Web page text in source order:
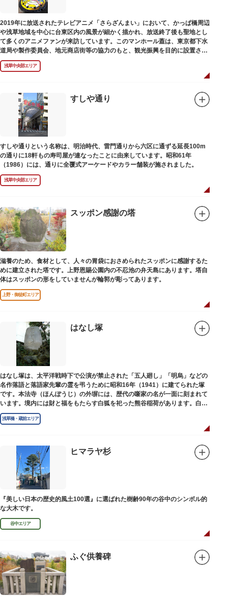
2019年に放送されたテレビアニメ「さらざんまい」において、かっぱ橋周辺
や浅草地域を中心に台東区内の風景が細かく描かれ、放送終了後も聖地とし
て多くのアニメファンが来訪しています。このマンホール蓋は、東京都下水
道局や製作委員会、地元商店街等の協力のもと、観光振興を目的に設置され
ました。
描かれているのは、主人公である矢逆一稀、久慈悠、陣内燕太の3人が、か
っぱ橋に封印されていた謎のカッパ型生命体“ケッピ”によって河童の姿に変
設置年月日：令和3年4月13日
浅草中央部エリア
すしや通り
すしや通りという名称は、明治時代、雷門通りから六区に通ずる延長100m
の通りに18軒もの寿司屋が連なったことに由来しています。昭和61年
（1986）には、通りに全覆式アーケードやカラー舗装が施されました。
浅草中央部エリア
スッポン感謝の塔
滋養のため、食材として、人々の胃袋におさめられたスッポンに感謝するた
めに建立された塔です。上野恩賜公園内の不忍池の弁天島にあります。塔自
体はスッポンの形をしていませんが輪郭が彫ってあります。
上野・御徒町エリア
はなし塚
はなし塚は、太平洋戦時下で公演が禁止された「五人廻し」「明烏」などの
名作落語と落語家先輩の霊を弔うために昭和16年（1941）に建てられた塚
です。本法寺（ほんぽうじ）の外塀には、歴代の噺家の名が一面に刻まれて
います。境内には財と福をもたらす白狐を祀った熊谷稲荷があります。白狐
を祀った稲荷は全国に2ケ所しかない非常に珍しいものです。
浅草橋・蔵前エリア
ヒマラヤ杉
『美しい日本の歴史的風土100選』に選ばれた樹齢90年の谷中のシンボル的
な大木です。
谷中エリア
ふぐ供養碑